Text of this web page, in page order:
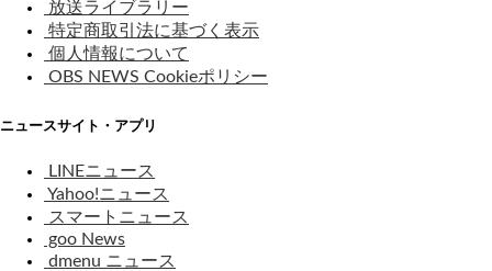
放送ライブラリー
特定商取引法に基づく表示
個人情報について
OBS NEWS Cookieポリシー
ニュースサイト・アプリ
LINEニュース
Yahoo!ニュース
スマートニュース
goo News
dmenu ニュース